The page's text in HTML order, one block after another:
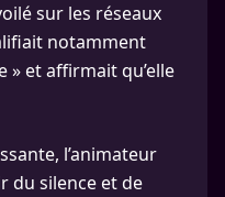
sur les réseaux
notamment
» et affirmait qu’elle
l’animateur
du silence et de